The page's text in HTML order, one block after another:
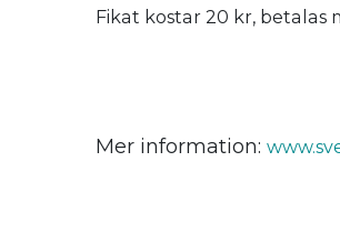
Fikat kostar 20 kr, betalas
Mer information: